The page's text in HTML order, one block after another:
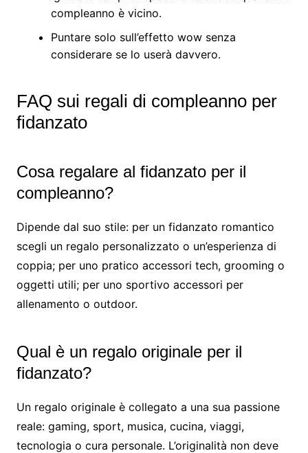
compleanno è vicino.
Puntare solo sull’effetto wow senza
considerare se lo userà davvero.
FAQ sui regali di compleanno per
fidanzato
Cosa regalare al fidanzato per il
compleanno?
Dipende dal suo stile: per un fidanzato romantico
scegli un regalo personalizzato o un’esperienza di
coppia; per uno pratico accessori tech, grooming o
oggetti utili; per uno sportivo accessori per
allenamento o outdoor.
Qual è un regalo originale per il
fidanzato?
Un regalo originale è collegato a una sua passione
reale: gaming, sport, musica, cucina, viaggi,
tecnologia o cura personale. L’originalità non deve